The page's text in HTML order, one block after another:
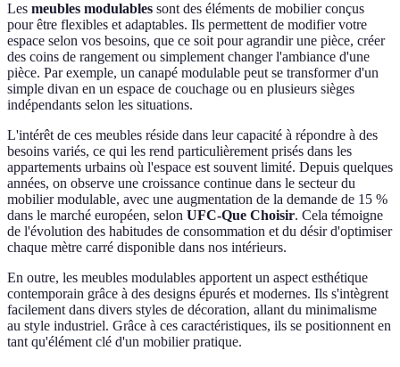
Les meubles modulables sont des éléments de mobilier conçus
pour être flexibles et adaptables. Ils permettent de modifier votre
espace selon vos besoins, que ce soit pour agrandir une pièce, créer
des coins de rangement ou simplement changer l'ambiance d'une
pièce. Par exemple, un canapé modulable peut se transformer d'un
simple divan en un espace de couchage ou en plusieurs sièges
indépendants selon les situations.
L'intérêt de ces meubles réside dans leur capacité à répondre à des
besoins variés, ce qui les rend particulièrement prisés dans les
appartements urbains où l'espace est souvent limité. Depuis quelques
années, on observe une croissance continue dans le secteur du
mobilier modulable, avec une augmentation de la demande de 15 %
dans le marché européen, selon UFC-Que Choisir. Cela témoigne
de l'évolution des habitudes de consommation et du désir d'optimiser
chaque mètre carré disponible dans nos intérieurs.
En outre, les meubles modulables apportent un aspect esthétique
contemporain grâce à des designs épurés et modernes. Ils s'intègrent
facilement dans divers styles de décoration, allant du minimalisme
au style industriel. Grâce à ces caractéristiques, ils se positionnent en
tant qu'élément clé d'un mobilier pratique.